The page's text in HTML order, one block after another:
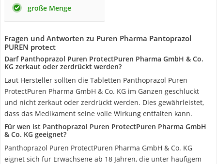
große Menge
Fragen und Antworten zu Puren Pharma Pantoprazol
PUREN protect
Darf Panthoprazol Puren ProtectPuren Pharma GmbH & Co.
KG zerkaut oder zerdrückt werden?
Laut Hersteller sollten die Tabletten Panthoprazol Puren
ProtectPuren Pharma GmbH & Co. KG im Ganzen geschluckt
und nicht zerkaut oder zerdrückt werden. Dies gewährleistet,
dass das Medikament seine volle Wirkung entfalten kann.
Für wen ist Panthoprazol Puren ProtectPuren Pharma GmbH
& Co. KG geeignet?
Panthoprazol Puren ProtectPuren Pharma GmbH & Co. KG
eignet sich für Erwachsene ab 18 Jahren, die unter häufigem